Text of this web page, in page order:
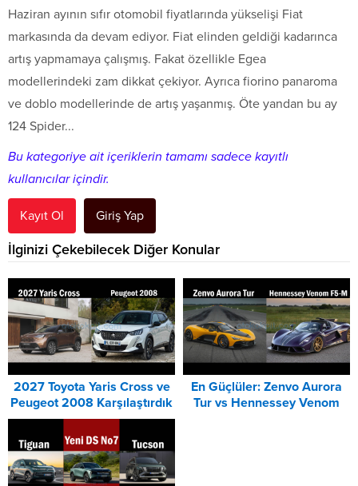
Haziran ayının sıfır otomobil fiyatlarında yükselişi Fiat
markasında da devam ediyor. Fiat elinden geldiği kadarınca
artış yapmamaya çalışmış. Fakat özellikle Egea
modellerindeki zam dikkat çekiyor. Ayrıca fiorino panaroma
ve doblo modellerinde de artış yaşanmış. Öte yandan bu ay
124 Spider...
Bu kategoriye ait içeriklerin tamamı sadece kayıtlı
kullanıcılar içindir.
Kayıt Ol Giriş Yap
İlginizi Çekebilecek Diğer Konular
2027 Toyota Yaris Cross ve
Peugeot 2008 Karşılaştırdık
En Güçlüler: Zenvo Aurora
Tur vs Hennessey Venom